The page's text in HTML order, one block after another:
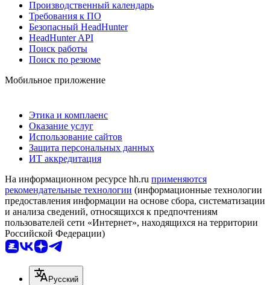
Производственный календарь
Требования к ПО
Безопасный HeadHunter
HeadHunter API
Поиск работы
Поиск по резюме
Мобильное приложение
Этика и комплаенс
Оказание услуг
Использование сайтов
Защита персональных данных
ИТ аккредитация
На информационном ресурсе hh.ru применяются
рекомендательные технологии (информационные технологии
предоставления информации на основе сбора, систематизации
и анализа сведений, относящихся к предпочтениям
пользователей сети «Интернет», находящихся на территории
Российской Федерации)
Русский